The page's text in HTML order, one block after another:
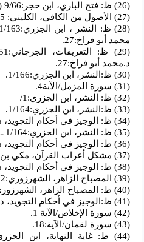
(26) ظ: فتح الباري، ابن حجر:9/66 (حديث 502).
(27) الأصول من الكافي، الكليني: 2/605.
محمد أبو فراخ:27.
د.محمد أبو فراخ:27.
(30) ظ:النشر، ابن الجزري:1/166.
(31) سورة المزمل/الآية4.
(32) ظ: النشر، ابن الجزري:1/
(33) ظ:النشر، ابن الجزري:1/164.
(34) ظ: الوجيز في أحكام التجويد، د.محمد أبو فراخ:28.
(35) ظ: النشر، ابن الجزري:1/164 ـ165.
(36) ظ: الوجيز في أحكام التجويد، د. محمد أبو فراخ:28.
(37) مشكل أعراب القرآن، مكي بن أبي طالب:11.
(38) ظ: الوجيز في أحكام التجويد، د. محمد أبو فراخ:47.
(39) المصباح الزاهر، الشهرزوري:1/72.
(40) ظ: المصباح الزاهر، الشهرزوري:1/73.
(41) ظ:الوجيز في أحكام التجويد، د. محمد أبو فراخ:49.
(42) سورة الإخلاص/الآية 1.
(43) سورة لقمان/الآية:18.